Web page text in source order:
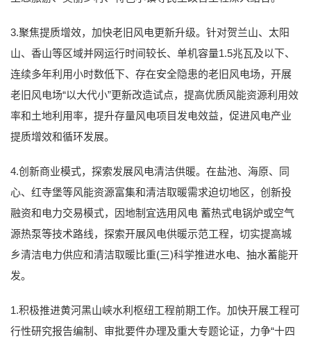
3.聚焦提质增效，加快老旧风电更新升级。针对贺兰山、太阳
山、香山等区域并网运行时间较长、单机容量1.5兆瓦及以下、
连续多年利用小时数低下、存在安全隐患的老旧风电场，开展
老旧风电场“以大代小”更新改造试点，提高优质风能资源利用效
率和土地利用率，提升存量风电项目发电效益，促进风电产业
提质增效和循环发展。
4.创新商业模式，探索发展风电清洁供暖。在盐池、海原、同
心、红寺堡等风能资源富集和清洁取暖需求迫切地区，创新投
融资和电力交易模式，因地制宜选用风电 蓄热式电锅炉或空气
源热泵等技术路线，探索开展风电供暖示范工程，切实提高城
乡清洁电力供应和清洁取暖比重(三)科学推进水电、抽水蓄能开
发。
1.积极推进黄河黑山峡水利枢纽工程前期工作。加快开展工程可
行性研究报告编制、审批要件办理及重大专题论证，力争“十四